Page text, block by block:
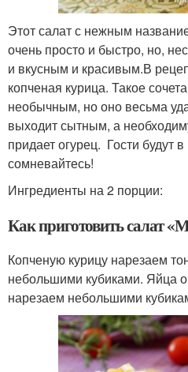
Этот салат с нежным
очень просто и быстро, но,
и вкусным и красивым.В
копченая курица. Такое
необычным, но оно весьма
выходит сытным, а
придает огурец. Гости будут
сомневайтесь!
Ингредиенты на 2 порции:
Как приготовить салат
Копченую курицу нарезаем
небольшими кубиками. Яйца
нарезаем небольшими